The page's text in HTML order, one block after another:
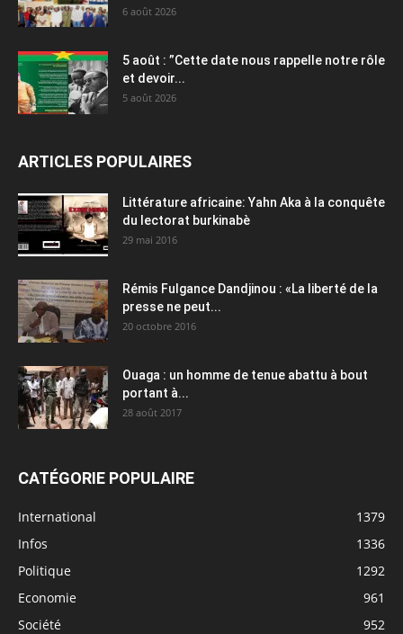
6 août 2026
5 août : ”Cette date nous rappelle notre rôle
et devoir...
5 août 2026
ARTICLES POPULAIRES
Littérature africaine: Yahn Aka à la conquête
du lectorat burkinabè
29 mai 2016
Rémis Fulgance Dandjinou : «La liberté de la
presse ne peut...
20 octobre 2016
Ouaga : un homme de tenue abattu à bout
portant à...
28 août 2017
CATÉGORIE POPULAIRE
International
1379
Infos
1336
Politique
1292
Economie
961
Société
952